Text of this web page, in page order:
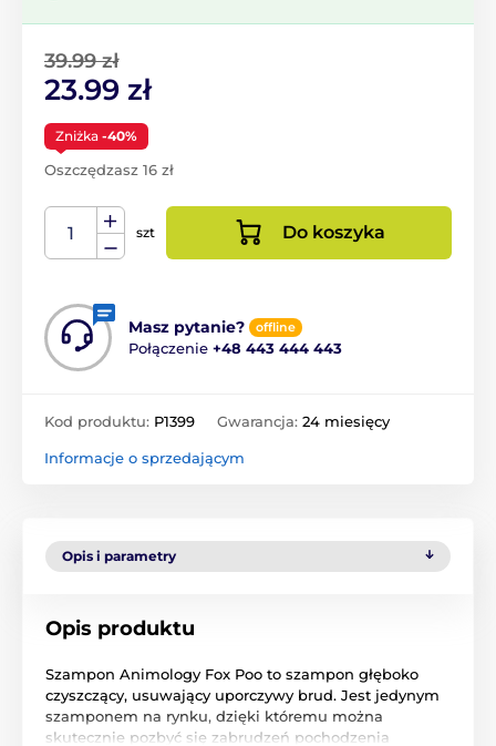
39.99 zł
23.99 zł
Zniżka -40%
Oszczędzasz 16 zł
szt Do koszyka
Masz pytanie? offline
Połączenie +48 443 444 443
Kod produktu: P1399 Gwarancja: 24 miesięcy
Informacje o sprzedającym
Opis i parametry
Opis produktu
Szampon Animology Fox Poo to szampon głęboko
czyszczący, usuwający uporczywy brud. Jest jedynym
szamponem na rynku, dzięki któremu można
skutecznie pozbyć się zabrudzeń pochodzenia